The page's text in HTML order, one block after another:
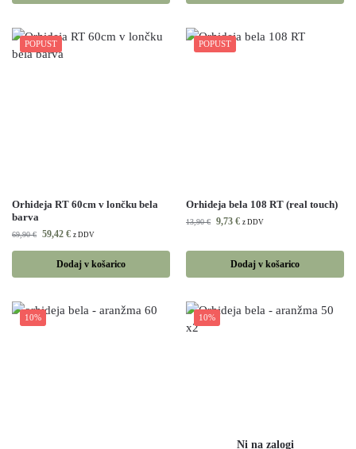
POPUST
Orhideja RT 60cm v lončku bela
barva
69,90€ 59,42 € z DDV
Dodaj v košarico
POPUST
Orhideja bela 108 RT (real touch)
13,90€ 9,73 € z DDV
Dodaj v košarico
10% 10%